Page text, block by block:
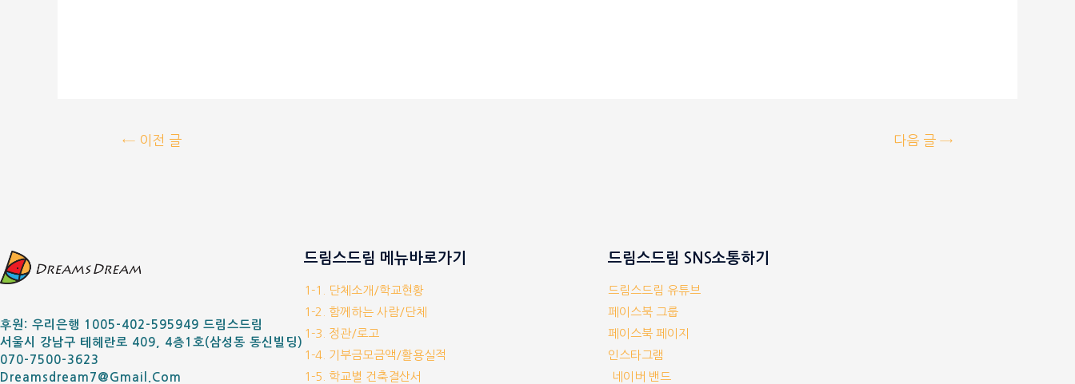
←이전 글 다음 글→
후원: 우리은행 1005-402-595949 드림스드림
서울시 강남구 테헤란로 409, 4층1호(삼성동 동신빌딩)
070-7500-3623
Dreamsdream7@gmail.com
드림스드림 메뉴바로가기
1-1. 단체소개/학교현황
1-2. 함께하는 사람/단체
1-3. 정관/로고
1-4. 기부금모금액/활용실적
1-5. 학교별 건축결산서
드림스드림 SNS소통하기
드림스드림 유튜브
페이스북 그룹
페이스북 페이지
인스타그램
네이버 밴드